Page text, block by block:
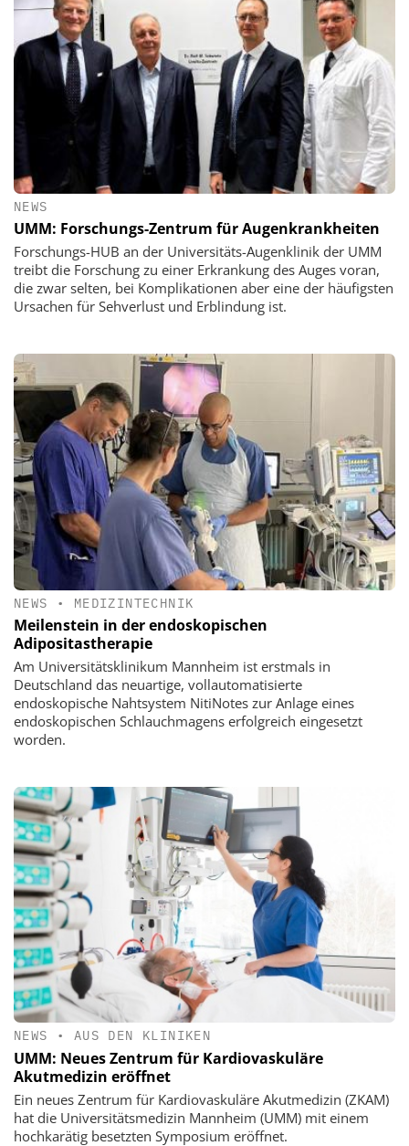
NEWS
UMM: Forschungs-Zentrum für Augenkrankheiten
Forschungs-HUB an der Universitäts-Augenklinik der UMM
treibt die Forschung zu einer Erkrankung des Auges voran,
die zwar selten, bei Komplikationen aber eine der häufigsten
Ursachen für Sehverlust und Erblindung ist.
NEWS • MEDIZINTECHNIK
Meilenstein in der endoskopischen
Adipositastherapie
Am Universitätsklinikum Mannheim ist erstmals in
Deutschland das neuartige, vollautomatisierte
endoskopische Nahtsystem NitiNotes zur Anlage eines
endoskopischen Schlauchmagens erfolgreich eingesetzt
worden.
NEWS • AUS DEN KLINIKEN
UMM: Neues Zentrum für Kardiovaskuläre
Akutmedizin eröffnet
Ein neues Zentrum für Kardiovaskuläre Akutmedizin (ZKAM)
hat die Universitätsmedizin Mannheim (UMM) mit einem
hochkarätig besetzten Symposium eröffnet.